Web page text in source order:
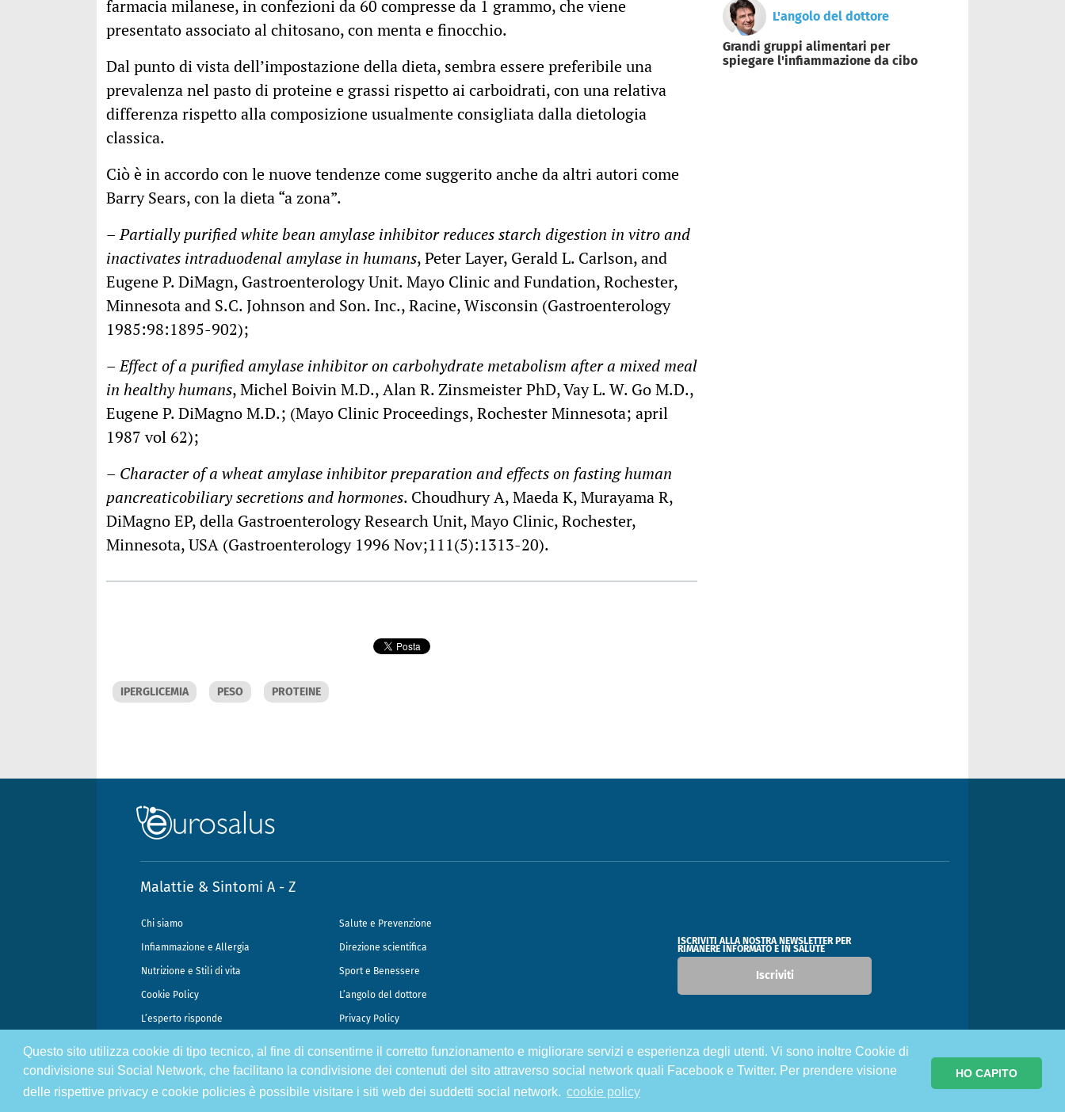
Questo sito utilizza cookie di tipo tecnico, al fine di consentirne il corretto funzionamento e migliorare servizi e esperienza degli utenti. Vi sono inoltre Cookie di
condivisione sui Social Network, che facilitano la condivisione dei contenuti del sito attraverso social network quali Facebook e Twitter. Per prendere visione
delle rispettive privacy e cookie policies è possibile visitare i siti web dei suddetti social network. cookie policy
HO CAPITO
farmacia milanese, in confezioni da 60 compresse da 1 grammo, che viene
presentato associato al chitosano, con menta e finocchio.
Dal punto di vista dell’impostazione della dieta, sembra essere preferibile una
prevalenza nel pasto di proteine e grassi rispetto ai carboidrati, con una relativa
differenza rispetto alla composizione usualmente consigliata dalla dietologia
classica.
Ciò è in accordo con le nuove tendenze come suggerito anche da altri autori come
Barry Sears, con la dieta “a zona”.
–Partially purified white bean amylase inhibitor reduces starch digestion in vitro and
inactivates intraduodenal amylase in humans, Peter Layer, Gerald L. Carlson, and
Eugene P. DiMagn, Gastroenterology Unit. Mayo Clinic and Fundation, Rochester,
Minnesota and S.C. Johnson and Son. Inc., Racine, Wisconsin (Gastroenterology
1985:98:1895-902);
–Effect of a purified amylase inhibitor on carbohydrate metabolism after a mixed meal
in healthy humans, Michel Boivin M.D., Alan R. Zinsmeister PhD, Vay L. W. Go M.D.,
Eugene P. DiMagno M.D.; (Mayo Clinic Proceedings, Rochester Minnesota; april
1987 vol 62);
– Character of a wheat amylase inhibitor preparation and effects on fasting human
pancreaticobiliary secretions and hormones. Choudhury A, Maeda K, Murayama R,
DiMagno EP, della Gastroenterology Research Unit, Mayo Clinic, Rochester,
Minnesota, USA (Gastroenterology 1996 Nov;111(5):1313-20).
IPERGLICEMIA PESO PROTEINE
L'angolo del dottore
Grandi gruppi alimentari per
spiegare l'infiammazione da cibo
Malattie & Sintomi A - Z
Chi siamo Salute e Prevenzione
Infiammazione e Allergia Direzione scientifica
Nutrizione e Stili di vita Sport e Benessere
Cookie Policy L’angolo del dottore
L’esperto risponde Privacy Policy
ISCRIVITI ALLA NOSTRA NEWSLETTER PER
RIMANERE INFORMATO E IN SALUTE
Iscriviti
@2026 - Gek Srl, P.IVA 07333890965 - Direzione Scientifica Dottor Attilio Francesco Speciani